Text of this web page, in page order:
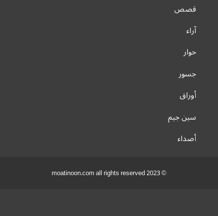
قصص
آراء
حوار
جسور
أوراق
سين جيم
أصداء
© 2023 moatinoon.com all rights reserved